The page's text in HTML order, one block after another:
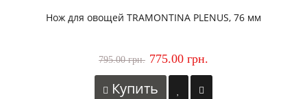
Нож для овощей TRAMONTINA PLENUS, 76 мм
795.00 грн. 775.00 грн.
Купить